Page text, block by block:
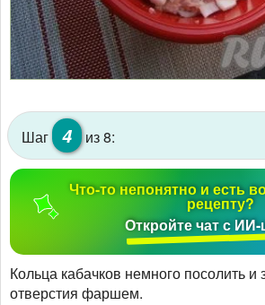
Шаг 4 из 8:
Что-то непонятно и есть
рецепту?
Откройте чат с
Кольца кабачков немного посолить и
отверстия фаршем.